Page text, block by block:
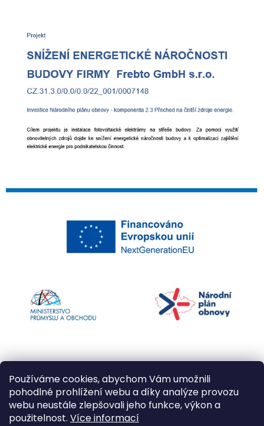
Používáme cookies, abychom Vám umožnili
pohodlné prohlížení webu a díky analýze provozu
webu neustále zlepšovali jeho funkce, výkon a
použitelnost. Více informací